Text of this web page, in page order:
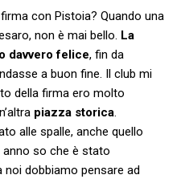
con Pistoia? Quando una
non è mai bello. La
davvero felice, fin da
a buon fine. Il club mi
della firma ero molto
piazza storica.
alle spalle, anche quello
so che è stato
dobbiamo pensare ad